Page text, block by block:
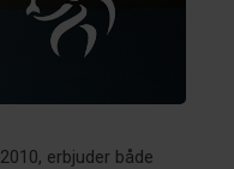
erbjuder både